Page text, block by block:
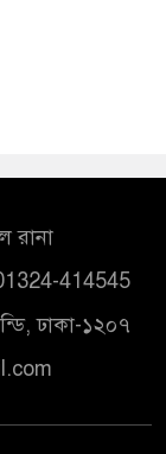
রানা
414545
ঢাকা-১২০৭